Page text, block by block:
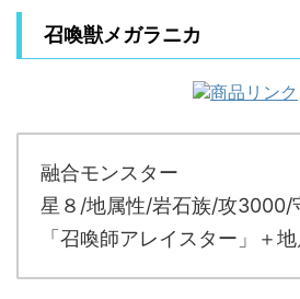
召喚獣メガラニカ
融合モンスター
星８/地属性/岩石族/攻3000/
「召喚師アレイスター」＋